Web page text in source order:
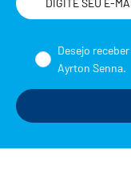
Nome
Formação
Desejo
Ayrton Senna.